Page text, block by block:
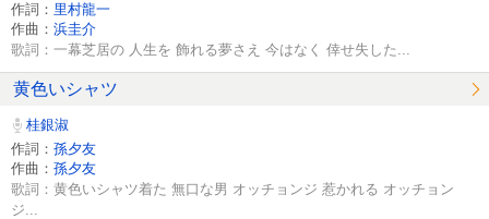
作詞： 里村龍一
作曲： 浜圭介
歌詞：一幕芝居の 人生を 飾れる夢さえ 今はなく 倖せ失した...
黄色いシャツ
桂銀淑
作詞： 孫夕友
作曲： 孫夕友
歌詞：黄色いシャツ着た 無口な男 オッチョンジ 惹かれる オッチョン
ジ...